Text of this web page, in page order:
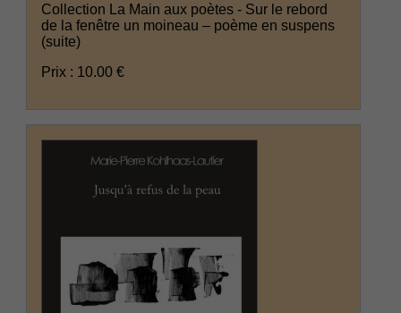
Collection La Main aux poètes - Sur le rebord
de la fenêtre un moineau – poème en suspens
(suite)
Prix : 10.00 €